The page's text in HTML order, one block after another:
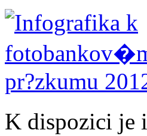
K dispozici je i